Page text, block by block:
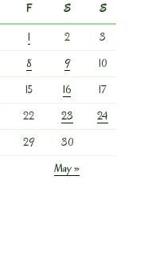
F S
S
1
2
3
8 9
10
15 16
17
22 23
24
29
30
May »